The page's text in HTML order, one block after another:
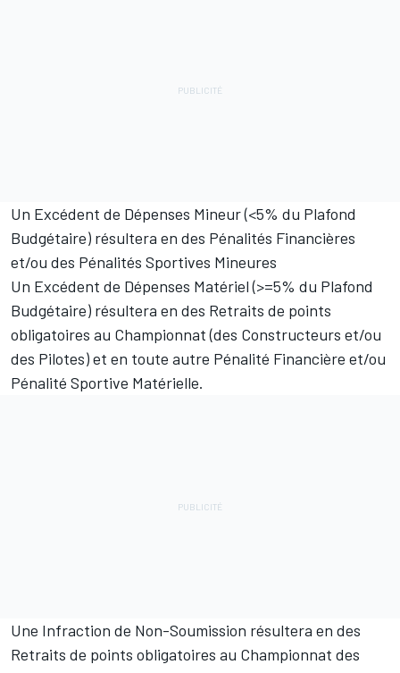
Un Excédent de Dépenses Mineur (<5% du Plafond
Budgétaire) résultera en des Pénalités Financières
et/ou des Pénalités Sportives Mineures
Un Excédent de Dépenses Matériel (>=5% du Plafond
Budgétaire) résultera en des Retraits de points
obligatoires au Championnat (des Constructeurs et/ou
des Pilotes) et en toute autre Pénalité Financière et/ou
Pénalité Sportive Matérielle.
Une Infraction de Non-Soumission résultera en des
Retraits de points obligatoires au Championnat des